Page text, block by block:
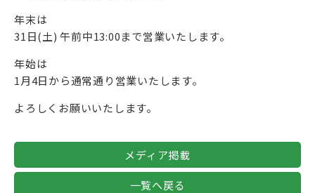
年末は
31日(土) 午前中13:00まで営業いたします。
年始は
1月4日から通常通り営業いたします。
よろしくお願いいたします。
メディア掲載
一覧へ戻る